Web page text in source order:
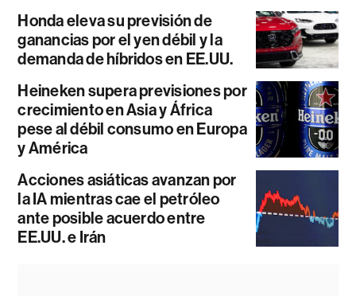
Honda eleva su previsión de
ganancias por el yen débil y la
demanda de híbridos en EE.UU.
Heineken supera previsiones por
crecimiento en Asia y África
pese al débil consumo en Europa
y América
Acciones asiáticas avanzan por
la IA mientras cae el petróleo
ante posible acuerdo entre
EE.UU. e Irán